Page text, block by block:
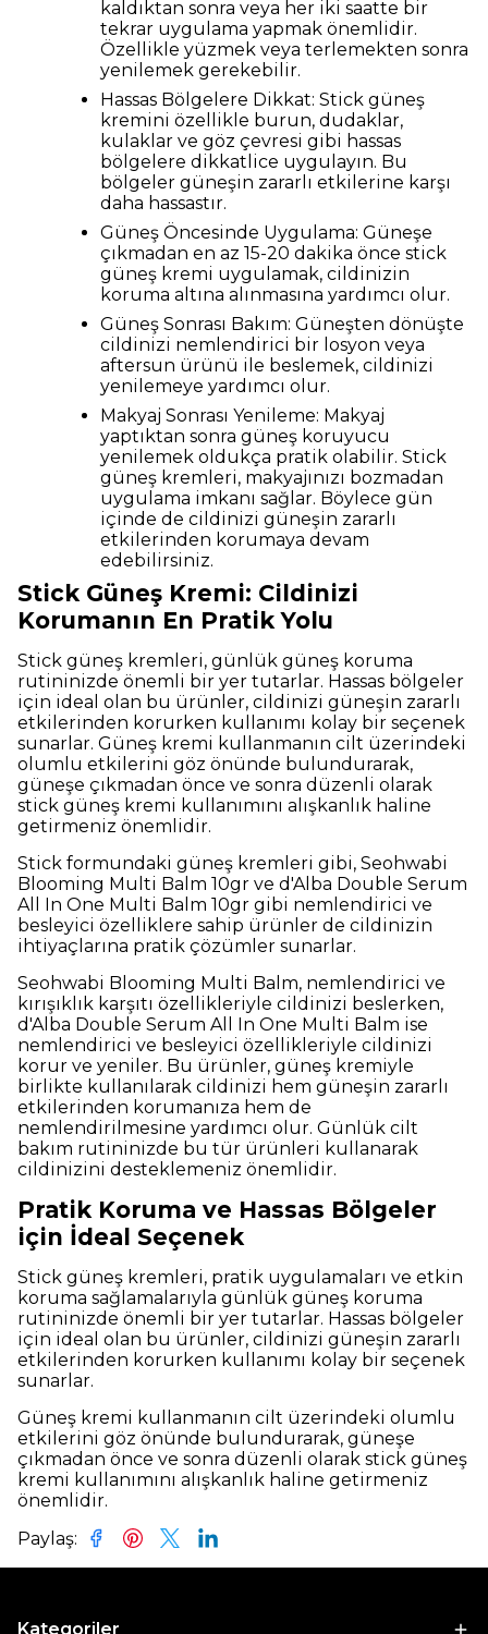
kaldıktan sonra veya her iki saatte bir
tekrar uygulama yapmak önemlidir.
Özellikle yüzmek veya terlemekten sonra
yenilemek gerekebilir.
Hassas Bölgelere Dikkat: Stick güneş
kremini özellikle burun, dudaklar,
kulaklar ve göz çevresi gibi hassas
bölgelere dikkatlice uygulayın. Bu
bölgeler güneşin zararlı etkilerine karşı
daha hassastır.
Güneş Öncesinde Uygulama: Güneşe
çıkmadan en az 15-20 dakika önce stick
güneş kremi uygulamak, cildinizin
koruma altına alınmasına yardımcı olur.
Güneş Sonrası Bakım: Güneşten dönüşte
cildinizi nemlendirici bir losyon veya
aftersun ürünü ile beslemek, cildinizi
yenilemeye yardımcı olur.
Makyaj Sonrası Yenileme: Makyaj
yaptıktan sonra güneş koruyucu
yenilemek oldukça pratik olabilir. Stick
güneş kremleri, makyajınızı bozmadan
uygulama imkanı sağlar. Böylece gün
içinde de cildinizi güneşin zararlı
etkilerinden korumaya devam
edebilirsiniz.
Stick Güneş Kremi: Cildinizi
Korumanın En Pratik Yolu
Stick güneş kremleri, günlük güneş koruma
rutininizde önemli bir yer tutarlar. Hassas bölgeler
için ideal olan bu ürünler, cildinizi güneşin zararlı
etkilerinden korurken kullanımı kolay bir seçenek
sunarlar. Güneş kremi kullanmanın cilt üzerindeki
olumlu etkilerini göz önünde bulundurarak,
güneşe çıkmadan önce ve sonra düzenli olarak
stick güneş kremi kullanımını alışkanlık haline
getirmeniz önemlidir.
Stick formundaki güneş kremleri gibi, Seohwabi
Blooming Multi Balm 10gr ve d'Alba Double Serum
All In One Multi Balm 10gr gibi nemlendirici ve
besleyici özelliklere sahip ürünler de cildinizin
ihtiyaçlarına pratik çözümler sunarlar.
Seohwabi Blooming Multi Balm, nemlendirici ve
kırışıklık karşıtı özellikleriyle cildinizi beslerken,
d'Alba Double Serum All In One Multi Balm ise
nemlendirici ve besleyici özellikleriyle cildinizi
korur ve yeniler. Bu ürünler, güneş kremiyle
birlikte kullanılarak cildinizi hem güneşin zararlı
etkilerinden korumanıza hem de
nemlendirilmesine yardımcı olur. Günlük cilt
bakım rutininizde bu tür ürünleri kullanarak
cildinizini desteklemeniz önemlidir.
Pratik Koruma ve Hassas Bölgeler
için İdeal Seçenek
Stick güneş kremleri, pratik uygulamaları ve etkin
koruma sağlamalarıyla günlük güneş koruma
rutininizde önemli bir yer tutarlar. Hassas bölgeler
için ideal olan bu ürünler, cildinizi güneşin zararlı
etkilerinden korurken kullanımı kolay bir seçenek
sunarlar.
Güneş kremi kullanmanın cilt üzerindeki olumlu
etkilerini göz önünde bulundurarak, güneşe
çıkmadan önce ve sonra düzenli olarak stick güneş
kremi kullanımını alışkanlık haline getirmeniz
önemlidir.
Paylaş:
Kategoriler